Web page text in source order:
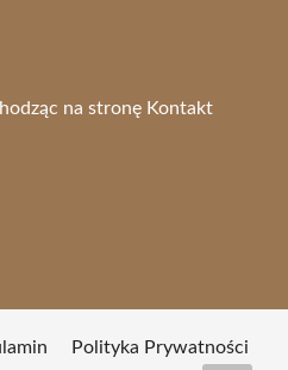
na stronę Kontakt
Polityka Prywatności